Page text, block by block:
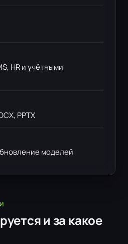
HR и учётными
PPTX
моделей
и за какое